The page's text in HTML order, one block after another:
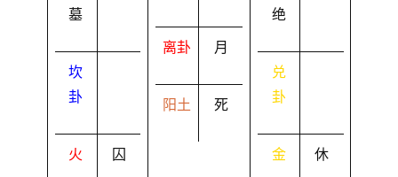
墓
坎
卦
火 囚
离卦 月
阳土 死
绝
兑
卦
金 休